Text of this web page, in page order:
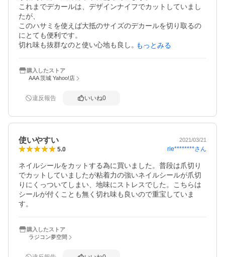
これまでデカールは、デザインナイフでカットしていまし
たが、
このハサミを使えば大抵のサイズのデカールを切り取るの
にとても便利です。
切れ味も抜群なのと使い心地も良し。 もっとみる
購入したストア
AAA 茨城 Yahoo!店
違反報告 いいね0
使いやすい 2021/03/21
5.0 rie********さん
ネイルシールをカットする為に買いました。普段は爪切り
でカットしていましたが粘着力の強いネイルシールが爪切
りにくっついてしまい、地味にストレスでした。こちらは
シールが付くことも無く切れ味も良いので重宝していま
す。
購入したストア
ラジコン夢空間